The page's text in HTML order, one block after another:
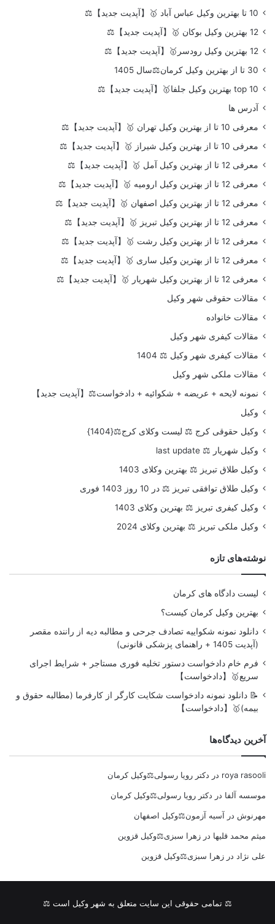
10 تا بهترین وکیل عباس آباد 🥇【آپدیت جدید】⚖️
12 بهترین وکیل بوکان 🥇【آپدیت جدید】⚖️
12 بهترین وکیل رودسر🥇【آپدیت جدید】⚖️
30 تا از بهترین وکیل کرمان⚖️سال 1405
top 10 بهترین وکیل جلفا🥇【آپدیت جدید】⚖️
آدرس ها
معرفی 10 تا از بهترین وکیل تهران 🥇【آپدیت جدید】⚖️
معرفی 10 تا از بهترین وکیل شیراز 🥇【آپدیت جدید】⚖️
معرفی 12 تا از بهترین وکیل آمل 🥇【آپدیت جدید】⚖️
معرفی 12 تا از بهترین وکیل ارومیه 🥇【آپدیت جدید】⚖️
معرفی 12 تا از بهترین وکیل اصفهان 🥇【آپدیت جدید】⚖️
معرفی 12 تا از بهترین وکیل تبریز 🥇【آپدیت جدید】⚖️
معرفی 12 تا از بهترین وکیل رشت 🥇【آپدیت جدید】⚖️
معرفی 12 تا از بهترین وکیل ساری 🥇【آپدیت جدید】⚖️
معرفی 12 تا از بهترین وکیل شهریار 🥇【آپدیت جدید】⚖️
مقالات حقوقی شهر وکیل
مقالات خانواده
مقالات کیفری شهر وکیل
مقالات کیفری شهر وکیل ⚖️ 1404
مقالات ملکی شهر وکیل
نمونه لایحه + عریضه + شکوائیه + دادخواست⚖️【آپدیت جدید】
وکیل
وکیل حقوقی کرج ⚖️ لیست وکلای کرج⚖️{1404}
وکیل شهریار ⚖️ last update
وکیل طلاق تبریز ⚖️ بهترین وکلای 1403
وکیل طلاق توافقی تبریز ⚖️ در 10 روز 1403 فوری
وکیل کیفری تبریز ⚖️ بهترین وکلای 1403
وکیل ملکی تبریز ⚖️ بهترین وکلای 2024
نوشته‌های تازه
لیست دادگاه های کرمان
بهترین وکیل کرمان کیست؟
دانلود نمونه شکواییه تصادف جرحی و مطالبه دیه از راننده مقصر
(آپدیت 1405 + راهنمای پزشکی قانونی)
فرم خام دادخواست دستور تخلیه فوری مستاجر + شرایط اجرای
سریع🥇【دادخواست】
📝 دانلود نمونه دادخواست شکایت کارگر از کارفرما (مطالبه حقوق و
بیمه)🥇【دادخواست】
آخرین دیدگاه‌ها
roya rasooli در دکتر رویا رسولی⚖️وکیل کرمان
موسسه آلفا در دکتر رویا رسولی⚖️وکیل کرمان
مهرنوش در آسیه آزمون⚖️وکیل اصفهان
میثم محمد قلیها در زهرا سبزی⚖️وکیل قزوین
علی نژاد در زهرا سبزی⚖️وکیل قزوین
⚖ تمامی حقوقی این سایت متعلق به شهر وکیل است ⚖